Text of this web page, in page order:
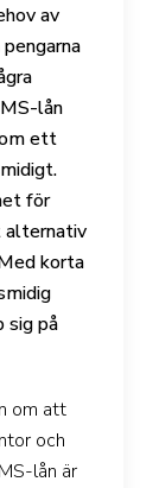
av
lån
ett
för
korta
sig på
om att
och
lån är